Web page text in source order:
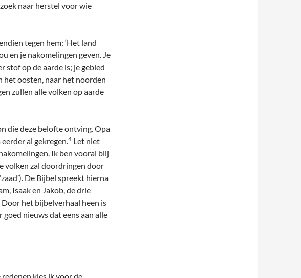
naar herstel voor wie
tegen hem: ‘Het land
en je nakomelingen geven. Je
stof op de aarde is; je gebied
het oosten, naar het noorden
zullen alle volken op aarde
die deze belofte ontving. Opa
al gekregen.4 Let niet
Ik ben vooral blij
volken zal doordringen door
De Bijbel spreekt hierna
Isaak en Jakob, de drie
het bijbelverhaal heen is
nieuws dat eens aan alle